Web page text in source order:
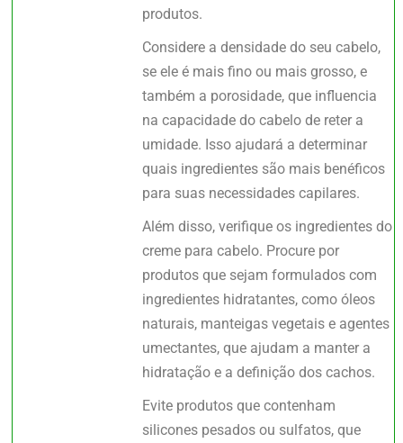
produtos.
Considere a densidade do seu cabelo,
se ele é mais fino ou mais grosso, e
também a porosidade, que influencia
na capacidade do cabelo de reter a
umidade. Isso ajudará a determinar
quais ingredientes são mais benéficos
para suas necessidades capilares.
Além disso, verifique os ingredientes do
creme para cabelo. Procure por
produtos que sejam formulados com
ingredientes hidratantes, como óleos
naturais, manteigas vegetais e agentes
umectantes, que ajudam a manter a
hidratação e a definição dos cachos.
Evite produtos que contenham
silicones pesados ou sulfatos, que